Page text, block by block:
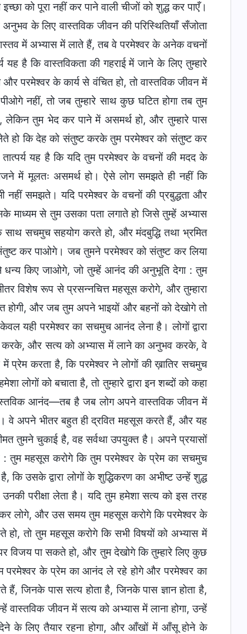
को पूरा नहीं कर पाने वाली चीजों को शुद्ध कर पाएँ।
के लिए वास्तविक जीवन की परिस्थितियाँ सँजोता
में अभ्यास में लाते हैं, तब वे परमेश्वर के अनेक वचनों
है कि वास्तविकता की गहराई में जाने के लिए तुम्हारे
परमेश्वर के कार्य से वंचित हो, तो वास्तविक जीवन में
नहीं, तो जब तुम्हारे साथ कुछ घटित होगा तब तुम
लेकिन तुम भेद कर पाने में असमर्थ हो, और तुम्हारे पास
हो कि देह को संतुष्ट करके तुम परमेश्वर को संतुष्ट कर
यह है कि यदि तुम परमेश्वर के वचनों की मदद के
में मूलतः असमर्थ हो। ऐसे लोग समझते ही नहीं कि
नहीं समझते। यदि परमेश्वर के वचनों की प्रबुद्धता और
से तुम उसका पता लगाते हो जिसे तुम्हें अभ्यास
सचमुच सहयोग करते हो, और मंदबुद्धि तथा भ्रमित
कर पाओगे। जब तुमने परमेश्वर को संतुष्ट कर लिया
से धन्य किए जाओगे, जो तुम्हें आनंद की अनुभूति देगा : तुम
विशेष रूप से प्रसन्नचित्त महसूस करोगे, और तुम्हारा
होगी, और जब तुम अपने भाइयों और बहनों को देखोगे तो
यही परमेश्वर का सचमुच आनंद लेना है। लोगों द्वारा
करके, और सत्य को अभ्यास में लाने का अनुभव करके, वे
प्रेम करता है, कि परमेश्वर ने लोगों की ख़ातिर सचमुच
को बचाता है, तो तुम्हारे द्वारा इन शब्दों को कहा
आनंद—तब है जब लोग अपने वास्तविक जीवन में
वे अपने भीतर बहुत ही द्रवित महसूस करते हैं, और यह
तुमने चुकाई है, वह सर्वथा उपयुक्त है। अपने प्रयासों
: तुम महसूस करोगे कि तुम परमेश्वर के प्रेम का सचमुच
उसके द्वारा लोगों के शुद्धिकरण का अभीष्ट उन्हें शुद्ध
परीक्षा लेता है। यदि तुम हमेशा सत्य को इस तरह
कर लोगे, और उस समय तुम महसूस करोगे कि परमेश्वर के
तो तुम महसूस करोगे कि सभी विषयों को अभ्यास में
विजय पा सकते हो, और तुम देखोगे कि तुम्हारे लिए कुछ
परमेश्वर के प्रेम का आनंद ले रहे होगे और परमेश्वर का
जिनके पास सत्य होता है, जिनके पास ज्ञान होता है,
जीवन में सत्य को अभ्यास में लाना होगा, उन्हें
के लिए तैयार रहना होगा, और आँखों में आँसू होने के